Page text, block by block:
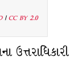
|CC BY 2.0